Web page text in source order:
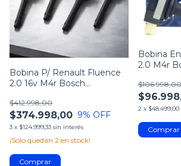
Bobina P/ Renault Fluence
2.0 16v M4r Bosch
$374.998,00
$412.998,00
9% OFF
3 x $124.999,33 sin interés
¡Solo quedan 2 en stock!
Bobina
2.0 M4r
$106.998,00
2 x $48.499,00